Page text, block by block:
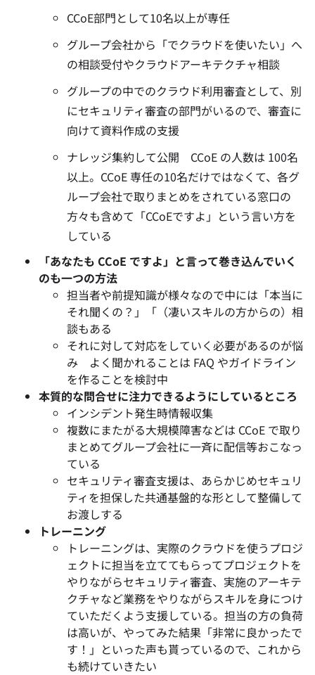
CCoE部門として10名以上が専任
グループ会社から「でクラウドを使いたい」へ
の相談受付やクラウドアーキテクチャ相談
グループの中でのクラウド利用審査として、別
にセキュリティ審査の部門がいるので、審査に
向けて資料作成の支援
ナレッジ集約して公開 CCoE の人数は 100名
以上。 CCoE 専任の10名だけではなくて、各グ
ループ会社で取りまとめをされている窓口の
方々も含めて「CCoEですよ」という言い方を
している
「あなたも CCoE ですよ」と言って巻き込んでいく
のも一つの方法
担当者や前提知識が様々なので中には「本当に
それ聞くの？」「（凄いスキルの方からの）相
談もある
それに対して対応をしていく必要があるのが悩
み よく聞かれることは FAQ やガイドライン
を作ることを検討中
本質的な問合せに注力できるようにしているところ
インシデント発生時情報収集
複数にまたがる大規模障害などは CCoE で取り
まとめてグループ会社に一斉に配信等おこなっ
ている
セキュリティ審査支援は、 あらかじめセキュリ
ティを担保した共通基盤的な形として整備して
お渡しする
トレーニング
トレーニングは、実際のクラウドを使うプロジ
ェクトに担当を立ててもらってプロジェクトを
やりながらセキュリティ審査、実施のアーキテ
クチャなど業務をやりながらスキルを身につけ
ていただくよう支援している。担当の方の負荷
は高いが、やってみた結果「非常に良かったで
す！」といった声も貰っているので、これから
も続けていきたい